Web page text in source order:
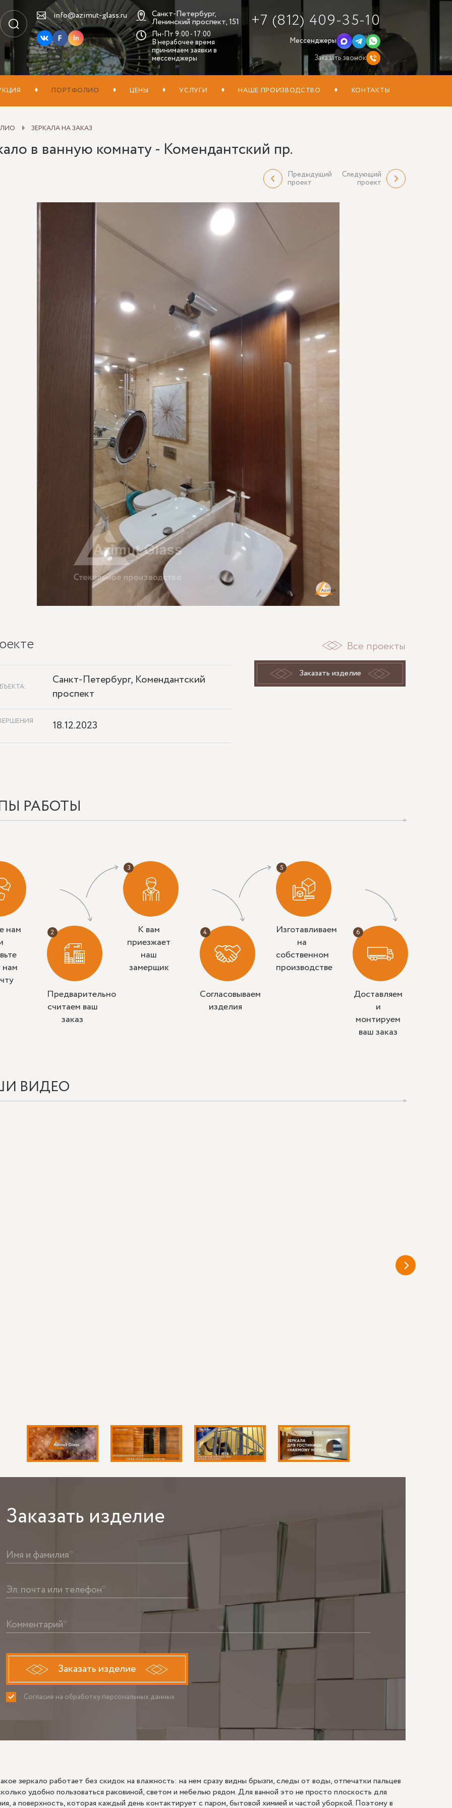
info@azimut-glass.ru
In
Санкт-Петербург,
Ленинский проспект, 151
Пн-Пт 9:00 - 17:00
В нерабочее время
принимаем заявки в
мессенджеры
+7 (812) 409-35-10
Мессенджеры
Заказать звонок
ПОРТФОЛИО ЦЕНЫ УСЛУГИ НАШЕ ПРОИЗВОДСТВО КОНТАКТЫ
ЗЕРКАЛА НА ЗАКАЗ
в ванную комнату - Комендантский пр.
Предыдущий
проект
Следующий
проект
Все проекты
Заказать изделие
Санкт-Петербург, Комендантский
проспект
18.12.2023
РАБОТЫ
нам
нам
Предварительно
считаем ваш
заказ
К вам
приезжает
наш
замерщик
Согласовываем
изделия
Изготавливаем
на
собственном
производстве
Доставляем
и
монтируем
ваш заказ
ВИДЕО
Заказать изделие
Имя и фамилия*
Эл. почта или телефон*
Комментарий*
Заказать изделие
Согласие на обработку персональных данных
ПРИНИМАЮ
зеркало работает без скидок на влажность: на нем сразу видны брызги, следы от воды, отпечатки пальцев
удобно пользоваться раковиной, светом и мебелью рядом. Для ванной это не просто плоскость для
а поверхность, которая каждый день контактирует с паром, бытовой химией и частой уборкой. Поэтому в